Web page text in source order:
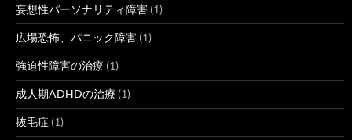
妄想性パーソナリティ障害 (1)
広場恐怖、パニック障害 (1)
強迫性障害の治療 (1)
成人期ADHDの治療 (1)
抜毛症 (1)